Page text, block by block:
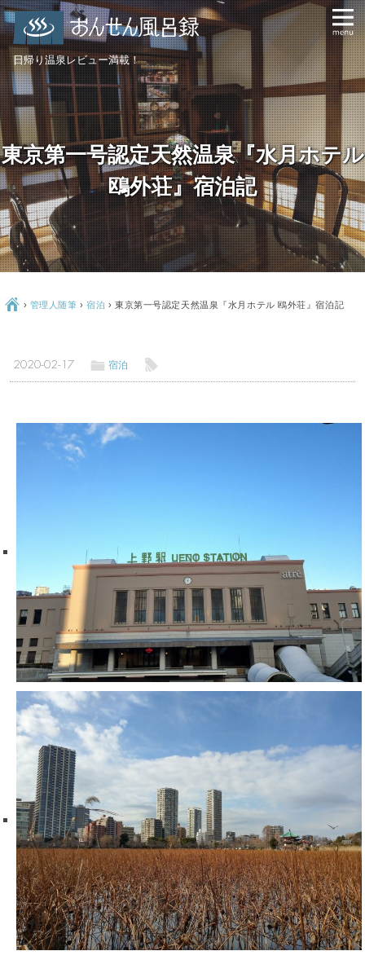
トップページ 温泉レポート
特徴・こだわりで選ぶ エリアから選ぶ
管理人随筆
ご意見・お問い合わせ 利用規約
個人情報保護方針
日帰り温泉レビュー満載！
東京第一号認定天然温泉『水月ホテル
鴎外荘』宿泊記
Ç › 管理人随筆 ›宿泊 ›東京第一号認定天然温泉『水月ホテル 鴎外荘』宿泊記
2020-02-17 ë 宿泊 l